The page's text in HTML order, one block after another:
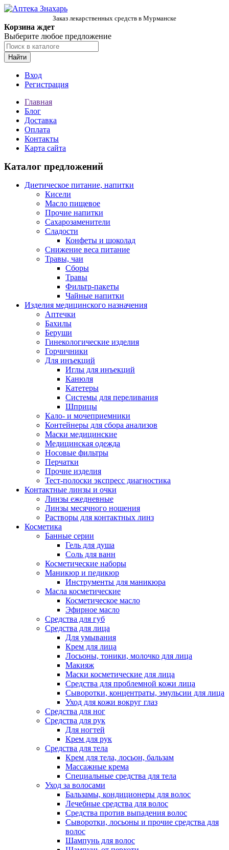
Заказ лекарственных средств в Мурманске
Корзина ждет
Выберите любое предложение
Найти
Вход
Регистрация
Главная
Блог
Доставка
Оплата
Контакты
Карта сайта
Каталог предложений
Диетическое питание, напитки
Кисели
Масло пищевое
Прочие напитки
Сахарозаменители
Сладости
Конфеты и шоколад
Снижение веса питание
Травы, чаи
Сборы
Травы
Фильтр-пакеты
Чайные напитки
Изделия медицинского назначения
Аптечки
Бахилы
Беруши
Гинекологические изделия
Горчичники
Для инъекций
Иглы для инъекций
Канюля
Катетеры
Системы для переливания
Шприцы
Кало- и мочеприемники
Контейнеры для сбора анализов
Маски медицинские
Медицинская одежда
Носовые фильтры
Перчатки
Прочие изделия
Тест-полоски экспресс диагностика
Контактные линзы и очки
Линзы ежедневные
Линзы месячного ношения
Растворы для контактных линз
Косметика
Банные серии
Гель для душа
Соль для ванн
Косметические наборы
Маникюр и педикюр
Инструменты для маникюра
Масла косметические
Косметическое масло
Эфирное масло
Средства для губ
Средства для лица
Для умывания
Крем для лица
Лосьоны, тоники, молочко для лица
Макияж
Маски косметические для лица
Средства для проблемной кожи лица
Сыворотки, концентраты, эмульсии для лица
Уход для кожи вокруг глаз
Средства для ног
Средства для рук
Для ногтей
Крем для рук
Средства для тела
Крем для тела, лосьон, бальзам
Массажные крема
Специальные средства для тела
Уход за волосами
Бальзамы, кондиционеры для волос
Лечебные средства для волос
Средства против выпадения волос
Сыворотки, лосьоны и прочие средства для
волос
Шампунь для волос